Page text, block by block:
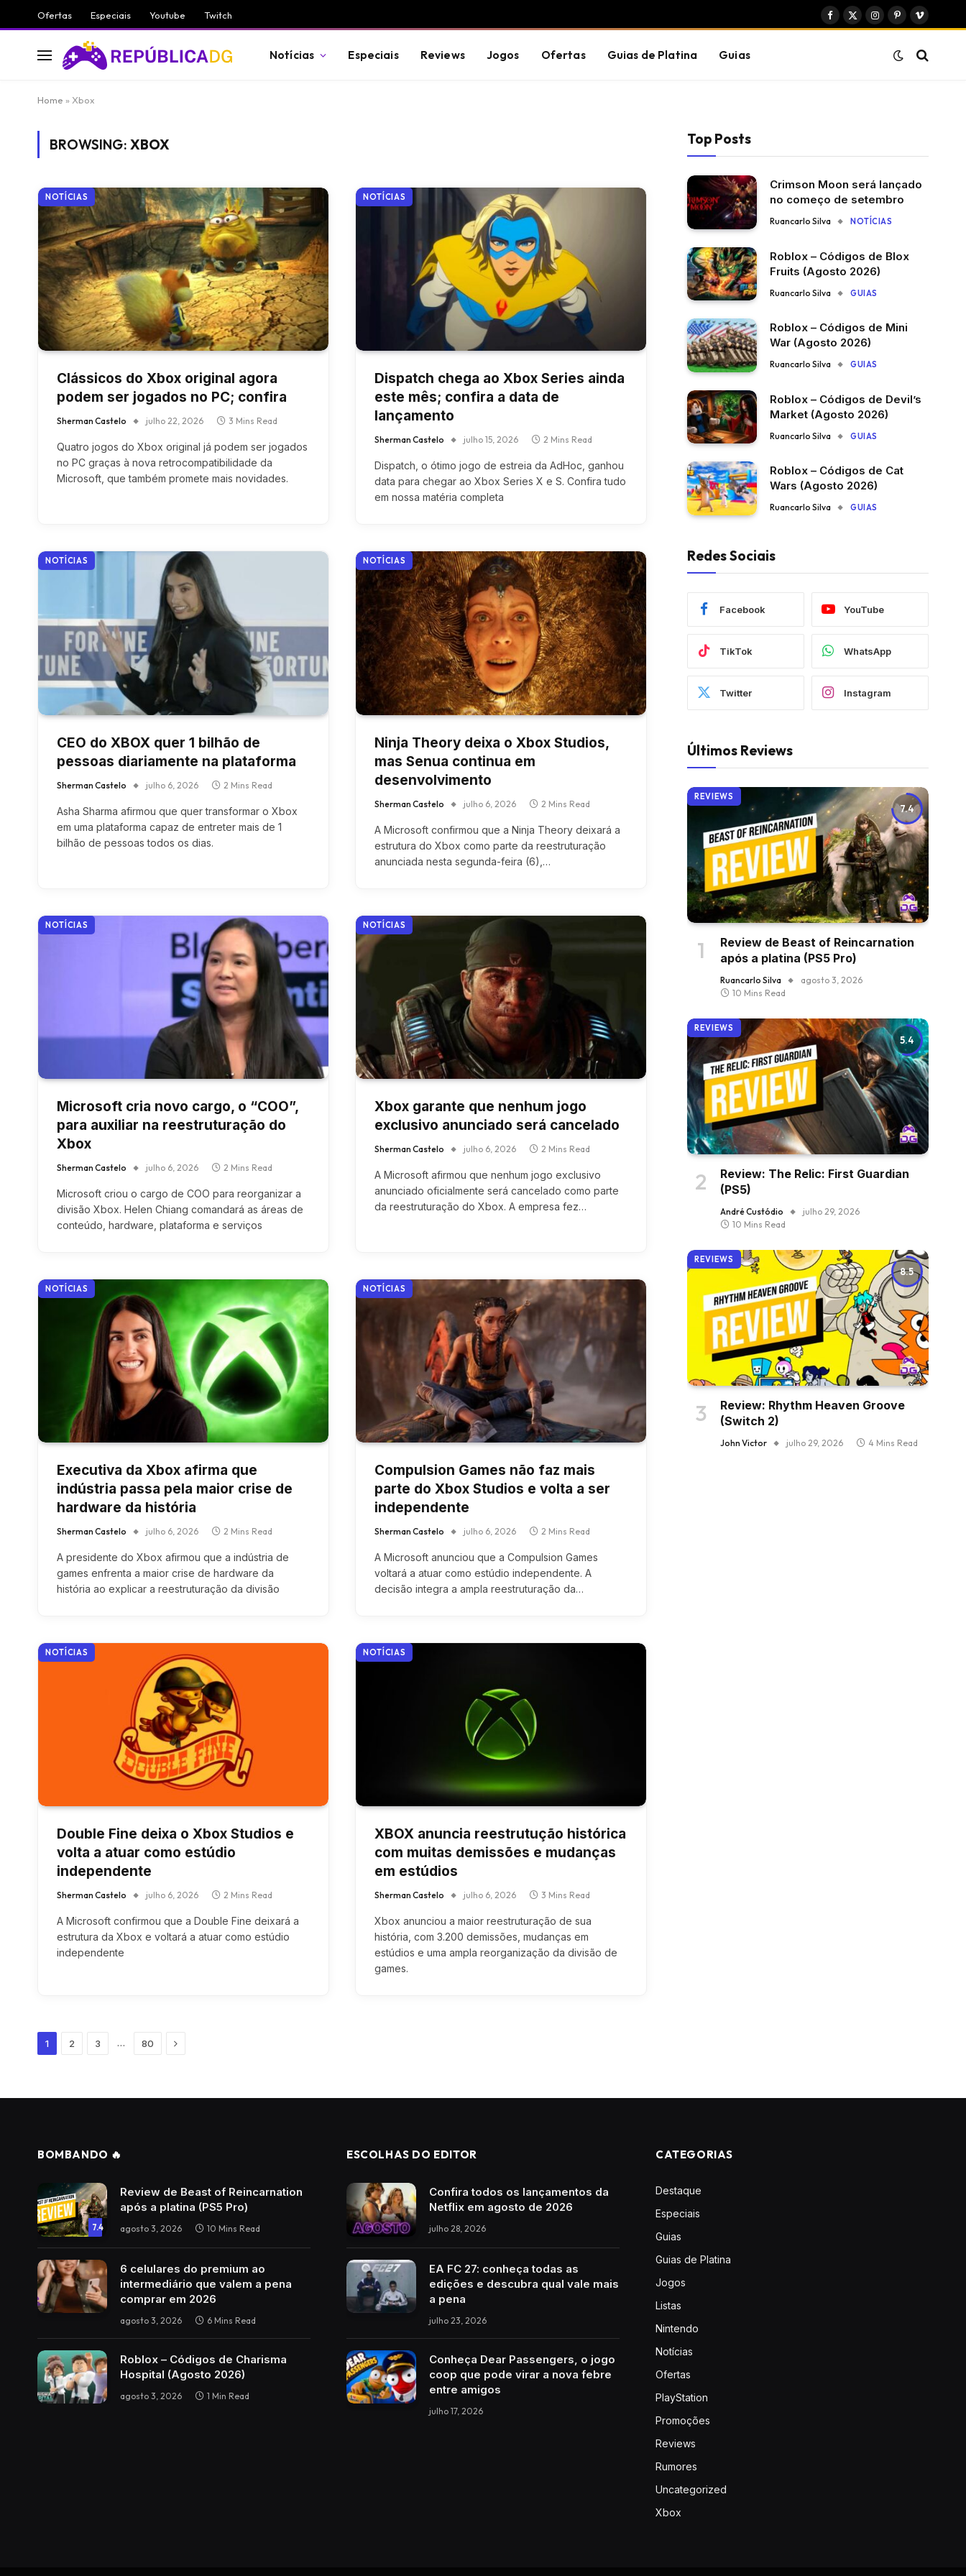
Ofertas Especiais Youtube Twitch
Facebook
X
Instagram
PinterestVimeo
Notícias Especiais Reviews Jogos Ofertas Guias de Platina Guias
Home » Xbox
BROWSING: XBOX
NOTÍCIAS
Clássicos do Xbox original agora
podem ser jogados no PC; confira
Sherman Castelo julho 22, 2026 3 Mins Read
Quatro jogos do Xbox original já podem ser jogados
no PC graças à nova retrocompatibilidade da
Microsoft, que também promete mais novidades.
NOTÍCIAS
Dispatch chega ao Xbox Series ainda
este mês; confira a data de
lançamento
Sherman Castelo julho 15, 2026 2 Mins Read
Dispatch, o ótimo jogo de estreia da AdHoc, ganhou
data para chegar ao Xbox Series X e S. Confira tudo
em nossa matéria completa
NOTÍCIAS
CEO do XBOX quer 1 bilhão de
pessoas diariamente na plataforma
Sherman Castelo julho 6, 2026 2 Mins Read
Asha Sharma afirmou que quer transformar o Xbox
em uma plataforma capaz de entreter mais de 1
bilhão de pessoas todos os dias.
NOTÍCIAS
Ninja Theory deixa o Xbox Studios,
mas Senua continua em
desenvolvimento
Sherman Castelo julho 6, 2026 2 Mins Read
A Microsoft confirmou que a Ninja Theory deixará a
estrutura do Xbox como parte da reestruturação
anunciada nesta segunda-feira (6),…
NOTÍCIAS
Microsoft cria novo cargo, o “COO”,
para auxiliar na reestruturação do
Xbox
Sherman Castelo julho 6, 2026 2 Mins Read
Microsoft criou o cargo de COO para reorganizar a
divisão Xbox. Helen Chiang comandará as áreas de
conteúdo, hardware, plataforma e serviços
NOTÍCIAS
Xbox garante que nenhum jogo
exclusivo anunciado será cancelado
Sherman Castelo julho 6, 2026 2 Mins Read
A Microsoft afirmou que nenhum jogo exclusivo
anunciado oficialmente será cancelado como parte
da reestruturação do Xbox. A empresa fez…
NOTÍCIAS
Executiva da Xbox afirma que
indústria passa pela maior crise de
hardware da história
Sherman Castelo julho 6, 2026 2 Mins Read
A presidente do Xbox afirmou que a indústria de
games enfrenta a maior crise de hardware da
história ao explicar a reestruturação da divisão
NOTÍCIAS
Compulsion Games não faz mais
parte do Xbox Studios e volta a ser
independente
Sherman Castelo julho 6, 2026 2 Mins Read
A Microsoft anunciou que a Compulsion Games
voltará a atuar como estúdio independente. A
decisão integra a ampla reestruturação da…
NOTÍCIAS
Double Fine deixa o Xbox Studios e
volta a atuar como estúdio
independente
Sherman Castelo julho 6, 2026 2 Mins Read
A Microsoft confirmou que a Double Fine deixará a
estrutura da Xbox e voltará a atuar como estúdio
independente
NOTÍCIAS
XBOX anuncia reestrutução histórica
com muitas demissões e mudanças
em estúdios
Sherman Castelo julho 6, 2026 3 Mins Read
Xbox anunciou a maior reestruturação de sua
história, com 3.200 demissões, mudanças em
estúdios e uma ampla reorganização da divisão de
games.
1 2 3 … 80 Next
Top Posts
Crimson Moon será lançado
no começo de setembro
Ruancarlo Silva NOTÍCIAS
Roblox – Códigos de Blox
Fruits (Agosto 2026)
Ruancarlo Silva GUIAS
Roblox – Códigos de Mini
War (Agosto 2026)
Ruancarlo Silva GUIAS
Roblox – Códigos de Devil’s
Market (Agosto 2026)
Ruancarlo Silva GUIAS
Roblox – Códigos de Cat
Wars (Agosto 2026)
Ruancarlo Silva GUIAS
Redes Sociais
Facebook YouTube
TikTok WhatsApp
Twitter Instagram
Últimos Reviews
7.4
REVIEWS
Review de Beast of Reincarnation
após a platina (PS5 Pro)
Ruancarlo Silva
agosto 3, 2026
10 Mins Read
5.4
REVIEWS
Review: The Relic: First Guardian
(PS5)
André Custódio
julho 29, 2026
10 Mins Read
8.5
REVIEWS
Review: Rhythm Heaven Groove
(Switch 2)
John Victor julho 29, 2026 4 Mins Read
BOMBANDO 🔥
7.4
Review de Beast of Reincarnation
após a platina (PS5 Pro)
agosto 3, 2026 10 Mins Read
6 celulares do premium ao
intermediário que valem a pena
comprar em 2026
agosto 3, 2026 6 Mins Read
Roblox – Códigos de Charisma
Hospital (Agosto 2026)
agosto 3, 2026 1 Min Read
ESCOLHAS DO EDITOR
Confira todos os lançamentos da
Netflix em agosto de 2026
julho 28, 2026
EA FC 27: conheça todas as
edições e descubra qual vale mais
a pena
julho 23, 2026
Conheça Dear Passengers, o jogo
coop que pode virar a nova febre
entre amigos
julho 17, 2026
CATEGORIAS
Destaque
Especiais
Guias
Guias de Platina
Jogos
Listas
Nintendo
Notícias
Ofertas
PlayStation
Promoções
Reviews
Rumores
Uncategorized
Xbox